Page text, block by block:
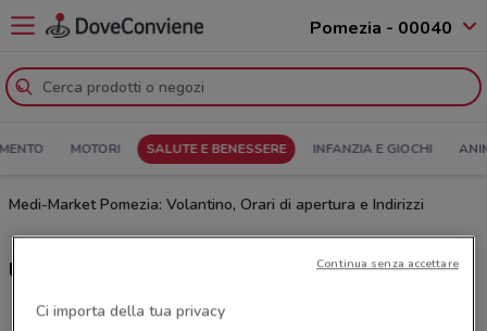
Pomezia - 00040
MOTORI SALUTE E BENESSERE INFANZIA E GIOCHI
Medi-Market Pomezia: Volantino, Orari di apertura e Indirizzi
Ultime offerte del volantino Medi-Market
Ci importa della tua privacy
Continua senza accettare